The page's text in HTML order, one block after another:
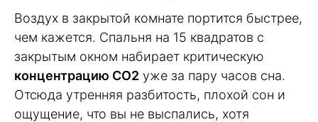
Воздух в закрытой комнате портится быстрее,
чем кажется. Спальня на 15 квадратов с
закрытым окном набирает критическую
концентрацию CO2 уже за пару часов сна.
Отсюда утренняя разбитость, плохой сон и
ощущение, что вы не выспались, хотя